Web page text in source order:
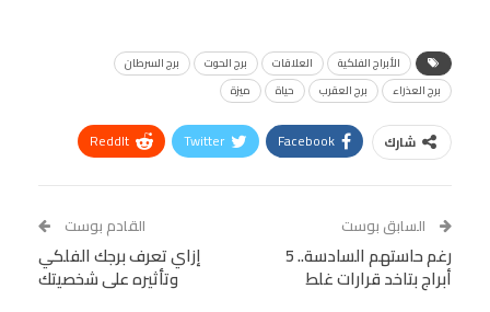
الأبراج الفلكية العلاقات برج الحوت
برج السرطان
برج العذراء
برج العقرب حياة ميزة
شارك Facebook
Twitter
ReddIt
Tumblr
البريد الإلكتروني
StumbleUpon
VK
Digg
LINE
Viber
السابق بوست
رغم حاستهم السادسة.. 5
أبراج بتاخد قرارات غلط
القادم بوست
إزاي تعرف برجك الفلكي
وتأثيره على شخصيتك